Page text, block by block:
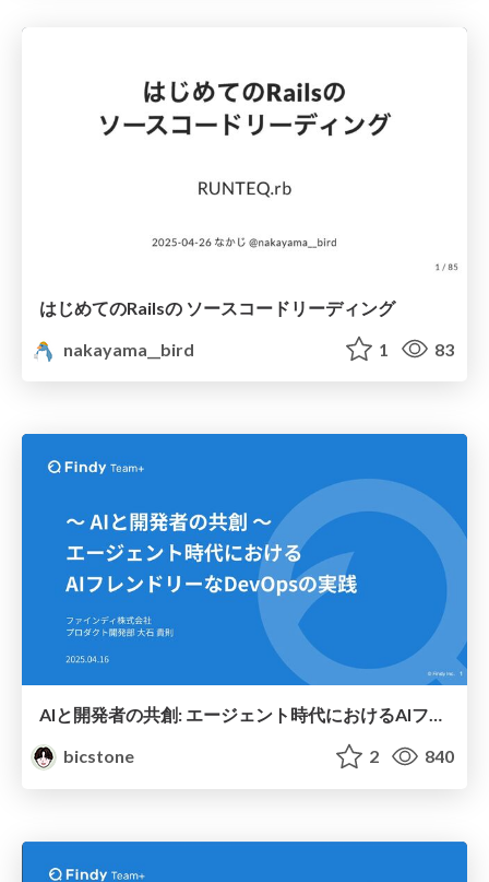
はじめてのRailsの ソースコードリーディング
nakayama__bird
1 83
AIと開発者の共創: エージェント時代におけるAIフレンドリーなDevOpsの実践
bicstone
2 840